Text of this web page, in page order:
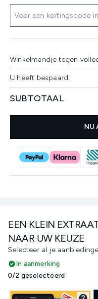
EEN KLEIN
NAAR UW KEUZE
Selecteer al je
In aanmerking
0/2 geselecteerd
Winkelmandje tegen
U heeft bespaard:
SUBTOTAAL
NU